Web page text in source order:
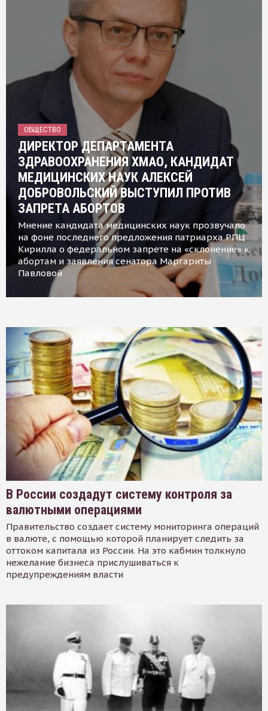
ОБЩЕСТВО
ДИРЕКТОР ДЕПАРТАМЕНТА
ЗДРАВООХРАНЕНИЯ ХМАО, КАНДИДАТ
МЕДИЦИНСКИХ НАУК АЛЕКСЕЙ
ДОБРОВОЛЬСКИЙ ВЫСТУПИЛ ПРОТИВ
ЗАПРЕТА АБОРТОВ
Мнение кандидата медицинских наук прозвучало
на фоне последнего предложения патриарха РПЦ
Кирилла о федеральном запрете на «склонение» к
абортам и заявления сенатора Маргариты
Павловой
В России создадут систему контроля за
валютными операциями
Правительство создает систему мониторинга операций
в валюте, с помощью которой планирует следить за
оттоком капитала из России. На это кабмин толкнуло
нежелание бизнеса прислушиваться к
предупреждениям власти